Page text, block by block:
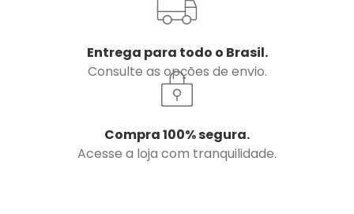
Entrega para todo o Brasil.
Consulte as opções de envio.
Compra 100% segura.
Acesse a loja com tranquilidade.